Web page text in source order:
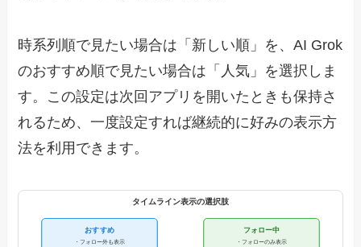
時系列順で見たい場合は「新しい順」を、AI Grok
のおすすめ順で見たい場合は「人気」を選択しま
す。この設定は次回アプリを開いたときも保持さ
れるため、一度設定すれば継続的に好みの表示方
法を利用できます。
タイムライン表示の選択肢
おすすめ
・フォロー外も表示
フォロー中
・フォローのみ表示